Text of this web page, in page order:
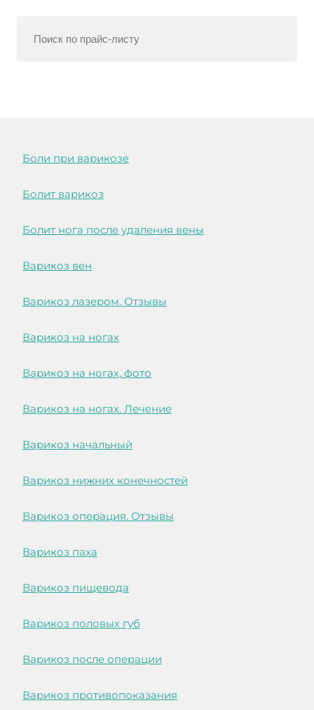
Боли при варикозе
Болит варикоз
Болит нога после удаления вены
Варикоз вен
Варикоз лазером. Отзывы
Варикоз на ногах
Варикоз на ногах, фото
Варикоз на ногах. Лечение
Варикоз начальный
Варикоз нижних конечностей
Варикоз операция. Отзывы
Варикоз паха
Варикоз пищевода
Варикоз половых губ
Варикоз после операции
Варикоз противопоказания